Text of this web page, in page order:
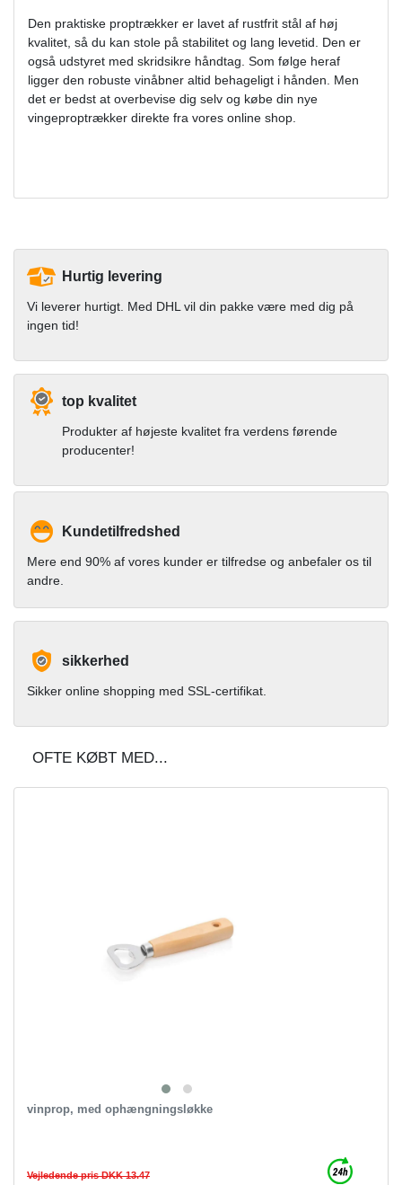
Den praktiske proptrækker er lavet af rustfrit stål af høj
kvalitet, så du kan stole på stabilitet og lang levetid. Den er
også udstyret med skridsikre håndtag. Som følge heraf
ligger den robuste vinåbner altid behageligt i hånden. Men
det er bedst at overbevise dig selv og købe din nye
vingeproptrækker direkte fra vores online shop.
Hurtig levering
Vi leverer hurtigt. Med DHL vil din pakke være med dig på
ingen tid!
top kvalitet
Produkter af højeste kvalitet fra verdens førende
producenter!
Kundetilfredshed
Mere end 90% af vores kunder er tilfredse og anbefaler os til
andre.
sikkerhed
Sikker online shopping med SSL-certifikat.
OFTE KØBT MED...
vinprop, med ophængningsløkke
Vejledende pris DKK 13.47